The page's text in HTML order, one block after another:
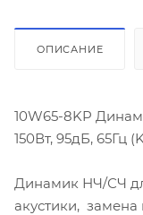
ОПИСАНИЕ
10W65-8KP
150Вт, 95дБ, 65Гц
Динамик НЧ/СЧ
акустики,